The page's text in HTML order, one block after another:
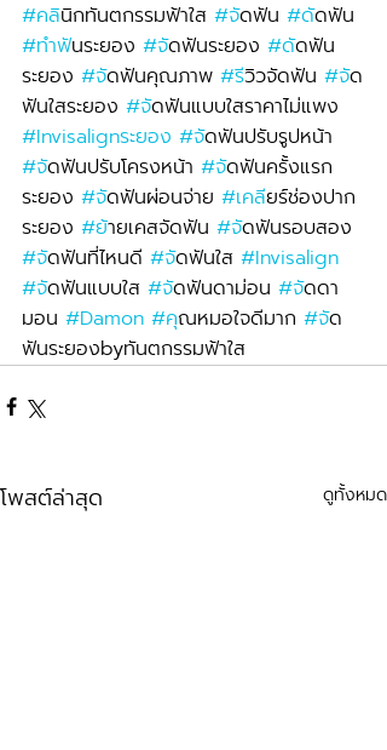
#คลินิกทันตกรรมฟ้าใส #จัดฟัน #ดัดฟัน
#ทำฟันระยอง #จัดฟันระยอง #ดัดฟัน
ระยอง #จัดฟันคุณภาพ #รีวิวจัดฟัน #จัด
ฟันใสระยอง #จัดฟันแบบใสราคาไม่แพง
#Invisalignระยอง #จัดฟันปรับรูปหน้า
#จัดฟันปรับโครงหน้า #จัดฟันครั้งแรก
ระยอง #จัดฟันผ่อนจ่าย #เคลียร์ช่องปาก
ระยอง #ย้ายเคสจัดฟัน #จัดฟันรอบสอง
#จัดฟันที่ไหนดี #จัดฟันใส #Invisalign
#จัดฟันแบบใส #จัดฟันดาม่อน #จัดดา
มอน #Damon #คุณหมอใจดีมาก #จัด
ฟันระยองbyทันตกรรมฟ้าใส
โพสต์ล่าสุด ดูทั้งหมด